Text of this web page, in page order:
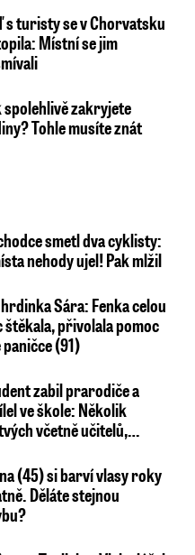
s turisty se v Chorvatsku
Místní se jim
spolehlivě zakryjete
Tohle musíte znát
smetl dva cyklisty:
nehody ujel! Pak mlžil
Sára: Fenka celou
štěkala, přivolala pomoc
paničce (91)
zabil prarodiče a
ve škole: Několik
včetně učitelů,…
(45) si barví vlasy roky
Děláte stejnou